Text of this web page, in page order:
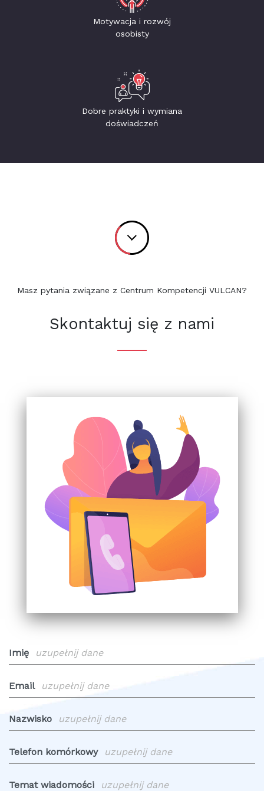
Motywacja i rozwój
osobisty
Dobre praktyki i wymiana
doświadczeń
Masz pytania związane z Centrum Kompetencji VULCAN?
Skontaktuj się z nami
Imię
Email
Nazwisko
Telefon komórkowy
Temat wiadomości